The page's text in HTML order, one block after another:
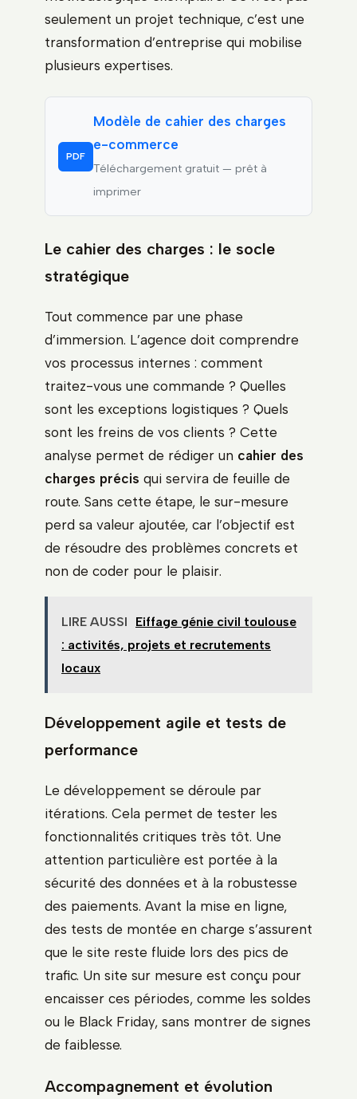
seulement un projet technique, c’est une
transformation d’entreprise qui mobilise
plusieurs expertises.
PDF
Modèle de cahier des charges
e-commerce
Téléchargement gratuit — prêt à
imprimer
Le cahier des charges : le socle
stratégique
Tout commence par une phase
d’immersion. L’agence doit comprendre
vos processus internes : comment
traitez-vous une commande ? Quelles
sont les exceptions logistiques ? Quels
sont les freins de vos clients ? Cette
analyse permet de rédiger un cahier des
charges précis qui servira de feuille de
route. Sans cette étape, le sur-mesure
perd sa valeur ajoutée, car l’objectif est
de résoudre des problèmes concrets et
non de coder pour le plaisir.
LIRE AUSSI
Eiffage génie civil toulouse
: activités, projets et recrutements
locaux
Développement agile et tests de
performance
Le développement se déroule par
itérations. Cela permet de tester les
fonctionnalités critiques très tôt. Une
attention particulière est portée à la
sécurité des données et à la robustesse
des paiements. Avant la mise en ligne,
des tests de montée en charge s’assurent
que le site reste fluide lors des pics de
trafic. Un site sur mesure est conçu pour
encaisser ces périodes, comme les soldes
ou le Black Friday, sans montrer de signes
de faiblesse.
Accompagnement et évolution